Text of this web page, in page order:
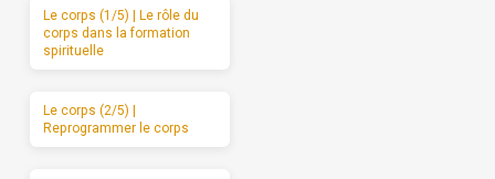
Le corps (1/5) | Le rôle du
corps dans la formation
spirituelle
Le corps (2/5) |
Reprogrammer le corps